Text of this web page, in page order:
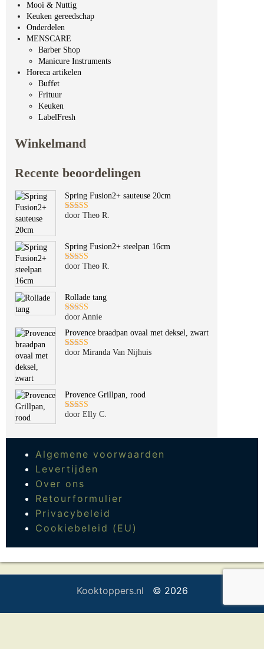
Mooi & Nuttig
Keuken gereedschap
Onderdelen
MENSCARE
Barber Shop
Manicure Instruments
Horeca artikelen
Buffet
Frituur
Keuken
LabelFresh
Winkelmand
Recente beoordelingen
Spring Fusion2+ sauteuse 20cm
Gewaardeerd
door Theo R.
Spring Fusion2+ steelpan 16cm
Gewaardeerd
door Theo R.
Rollade tang
Gewaardeerd
5
door Annie
Provence braadpan ovaal met deksel, zwart
Gewaardeerd
door Miranda Van Nijhuis
Provence Grillpan, rood
Gewaardeerd
door Elly C.
Algemene voorwaarden
Levertijden
Over ons
Retourformulier
Privacybeleid
Cookiebeleid (EU)
Kooktoppers.nl © 2026